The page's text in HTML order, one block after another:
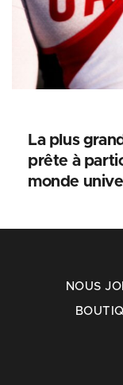
La plus
prête à
monde
NOUS